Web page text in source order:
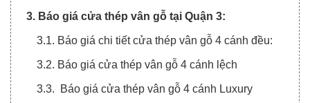
3. Báo giá cửa thép vân gỗ tại Quận 3:
3.1. Báo giá chi tiết cửa thép vân gỗ 4 cánh đều:
3.2. Báo giá cửa thép vân gỗ 4 cánh lệch
3.3. Báo giá cửa thép vân gỗ 4 cánh Luxury